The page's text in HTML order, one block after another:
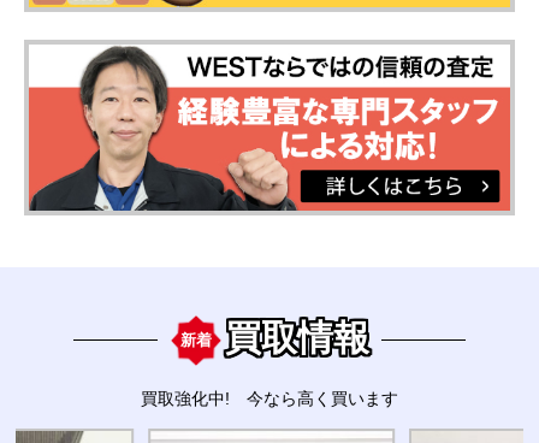
新着 買取情報
買取強化中! 今なら高く買います